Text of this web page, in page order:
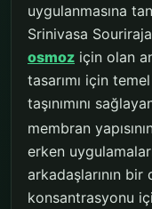
uygulanmasına
Srinivasa
osmoz için olan
tasarımı için
taşınımını
membran
erken
arkadaşlarının
konsantrasyonu